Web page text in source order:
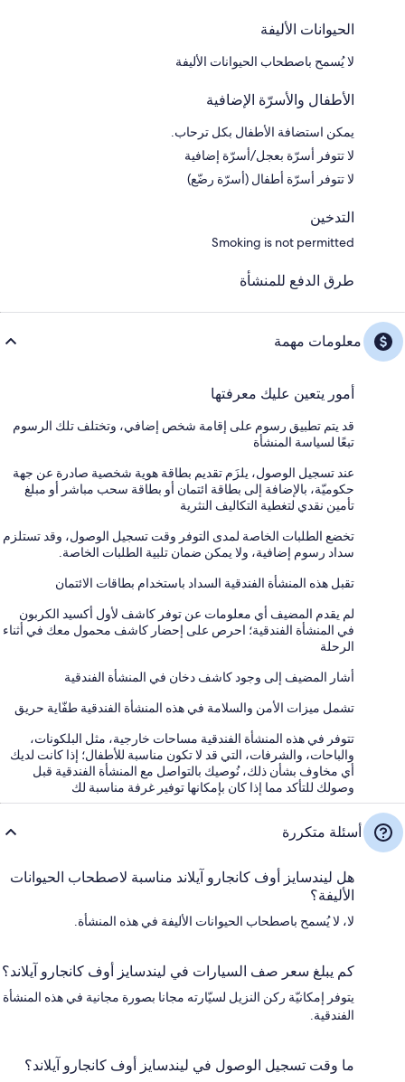
الحيوانات الأليفة
لا يُسمح باصطحاب الحيوانات الأليفة
الأطفال والأسرّة الإضافية
يمكن استضافة الأطفال بكل ترحاب.
لا تتوفر أسرّة بعجل/أسرّة إضافية
لا تتوفر أسرّة أطفال (أسرّة رضّع)
التدخين
Smoking is not permitted
طرق الدفع للمنشأة
معلومات مهمة
أمور يتعين عليك معرفتها
قد يتم تطبيق رسوم على إقامة شخص إضافي، وتختلف تلك الرسوم
تبعًا لسياسة المنشأة
عند تسجيل الوصول، يلزَم تقديم بطاقة هوية شخصية صادرة عن جهة
حكوميّة، بالإضافة إلى بطاقة ائتمان أو بطاقة سحب مباشر أو مبلغ
تأمين نقدي لتغطية التكاليف النثرية
تخضع الطلبات الخاصة لمدى التوفر وقت تسجيل الوصول، وقد تستلزم
سداد رسوم إضافية، ولا يمكن ضمان تلبية الطلبات الخاصة.
تقبل هذه المنشأة الفندقية السداد باستخدام بطاقات الائتمان
لم يقدم المضيف أي معلومات عن توفر كاشف لأول أكسيد الكربون
في المنشأة الفندقية؛ احرص على إحضار كاشف محمول معك في أثناء
الرحلة
أشار المضيف إلى وجود كاشف دخان في المنشأة الفندقية
تشمل ميزات الأمن والسلامة في هذه المنشأة الفندقية طفّاية حريق
تتوفر في هذه المنشأة الفندقية مساحات خارجية، مثل البلكونات،
والباحات، والشرفات، التي قد لا تكون مناسبة للأطفال؛ إذا كانت لديك
أي مخاوف بشأن ذلك، نُوصيك بالتواصل مع المنشأة الفندقية قبل
وصولك للتأكد مما إذا كان بإمكانها توفير غرفة مناسبة لك
أسئلة متكررة
هل ليندسايز أوف كانجارو آيلاند مناسبة لاصطحاب الحيوانات
الأليفة؟
لا، لا يُسمح باصطحاب الحيوانات الأليفة في هذه المنشأة.
كم يبلغ سعر صف السيارات في ليندسايز أوف كانجارو آيلاند؟
يتوفر إمكانيّة ركن النزيل لسيّارته مجانا بصورة مجانية في هذه المنشأة
الفندقية.
ما وقت تسجيل الوصول في ليندسايز أوف كانجارو آيلاند؟